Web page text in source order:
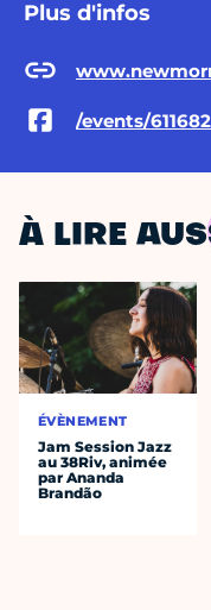
Plus d'infos
/events/
À LIRE
ÉVÈNEMENT
Jam Session Jazz
au 38Riv, animée
par Ananda
Brandão